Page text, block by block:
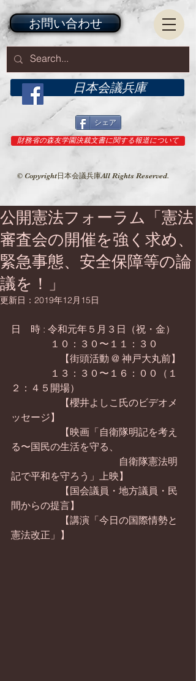
日本会議兵庫
© Copyright日本会議兵庫All Rights Reserved.
シェア
お問い合わせ
財務省の森友学園決裁文書に関する報道について
公開憲法フォーラム「憲法
審査会の開催を強く求め、
緊急事態、安全保障等の論
議を！」
更新日： 2019年12月15日
日　時 : 令和元年５月３日（祝・金）
１０：３０〜１１：３０
【街頭活動 @ 神戸大丸前】
１３：３０〜１６：００（１
２：４５開場）
【櫻井よしこ氏のビデオメ
ッセージ】
【映画「自衛隊明記を考え
る〜国民の生活を守る、
自衛隊憲法明
記で平和を守ろう」上映】
【国会議員・地方議員・民
間からの提言】
【講演「今日の国際情勢と
憲法改正」】